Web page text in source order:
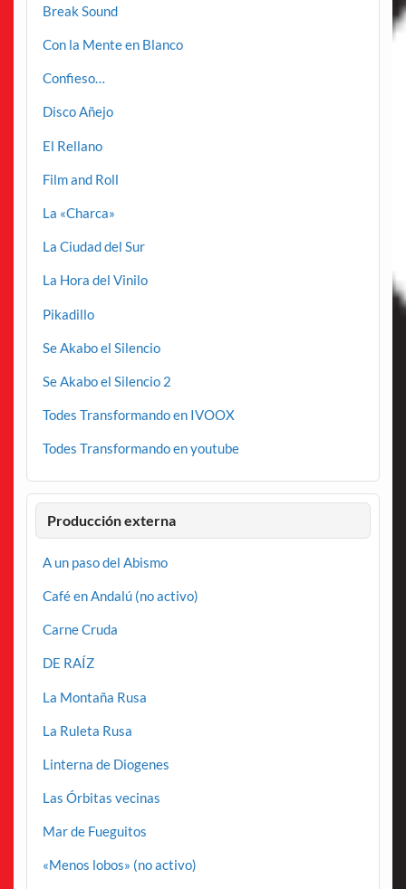
Break Sound
Con la Mente en Blanco
Confieso…
Disco Añejo
El Rellano
Film and Roll
La «Charca»
La Ciudad del Sur
La Hora del Vinilo
Pikadillo
Se Akabo el Silencio
Se Akabo el Silencio 2
Todes Transformando en IVOOX
Todes Transformando en youtube
Producción externa
A un paso del Abismo
Café en Andalú (no activo)
Carne Cruda
DE RAÍZ
La Montaña Rusa
La Ruleta Rusa
Linterna de Diogenes
Las Órbitas vecinas
Mar de Fueguitos
«Menos lobos» (no activo)